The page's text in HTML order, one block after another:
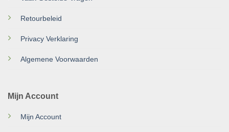
Retourbeleid
Privacy Verklaring
Algemene Voorwaarden
Mijn Account
Mijn Account